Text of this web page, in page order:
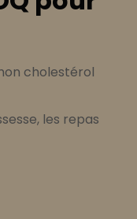
cholestérol
les repas